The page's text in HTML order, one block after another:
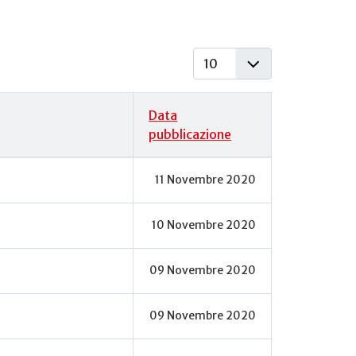
Visualizza #
Data
pubblicazione
11 Novembre 2020
10 Novembre 2020
09 Novembre 2020
09 Novembre 2020